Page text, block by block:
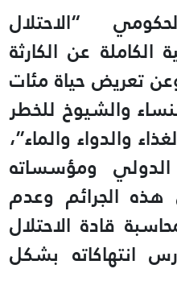
“الاحتلال
الكاملة عن الكارثة
تعريض حياة مئات
والشيوخ للخطر
والدواء والماء”،
ومؤسساته
الجرائم وعدم
قادة الاحتلال
انتهاكاته بشكل